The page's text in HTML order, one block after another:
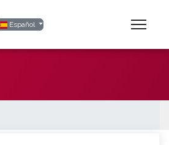
su idioma
Español